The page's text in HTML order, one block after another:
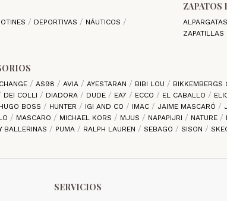
DEPORTIVAS
NÁUTICOS
ZAPATOS
ALPARGATAS
ZAPATILLAS
AS98 AVIA AYESTARAN BIBI LOU BIKKEMBERGS
DEI COLLI DIADORA DUDE EA7 ECCO EL CABALLO
HUGO BOSS HUNTER IGI AND CO IMAC JAIME MASCARÓ
MASCARO MICHAEL KORS MJUS NAPAPIJRI NATURE
BALLERINAS PUMA RALPH LAUREN SEBAGO SISON
SERVICIOS